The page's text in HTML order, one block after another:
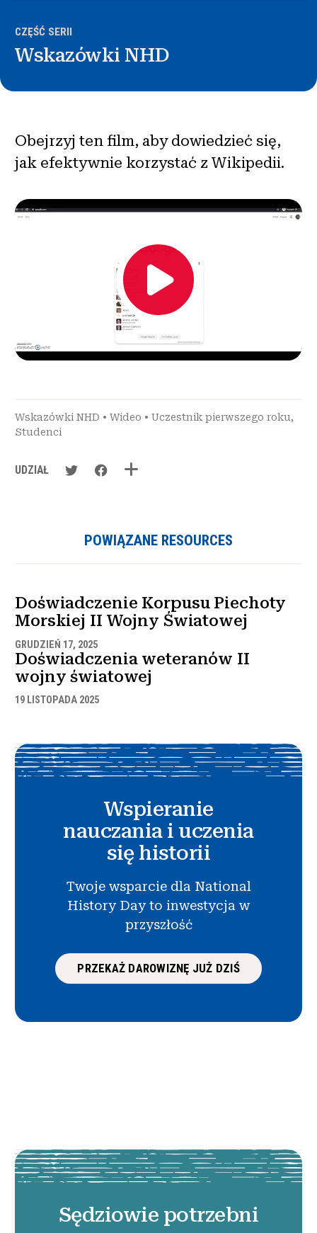
O NHD ®
Zaangażować się
CZĘŚĆ SERII
Wskazówki NHD
Obejrzyj ten film, aby dowiedzieć się,
jak efektywnie korzystać z Wikipedii.
Wskazówki NHD • Wideo • Uczestnik pierwszego roku,
Studenci
UDZIAŁ
POWIĄZANE RESOURCES
Doświadczenie Korpusu Piechoty
Morskiej II Wojny Światowej
GRUDZIEŃ 17, 2025
Doświadczenia weteranów II
wojny światowej
19 LISTOPADA 2025
Wspieranie
nauczania i uczenia
się historii
Twoje wsparcie dla National
History Day to inwestycja w
przyszłość
PRZEKAŻ DAROWIZNĘ JUŻ DZIŚ
Sędziowie potrzebni